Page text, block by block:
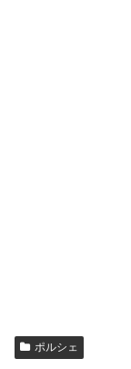
ポルシェ